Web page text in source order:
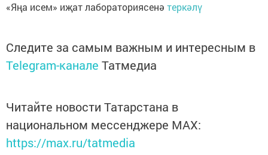
«Яңа исем» иҗат лабораториясенә теркәлү
Следите за самым важным и интересным в
Telegram-канале Татмедиа
Читайте новости Татарстана в
национальном мессенджере MАХ:
https://max.ru/tatmedia